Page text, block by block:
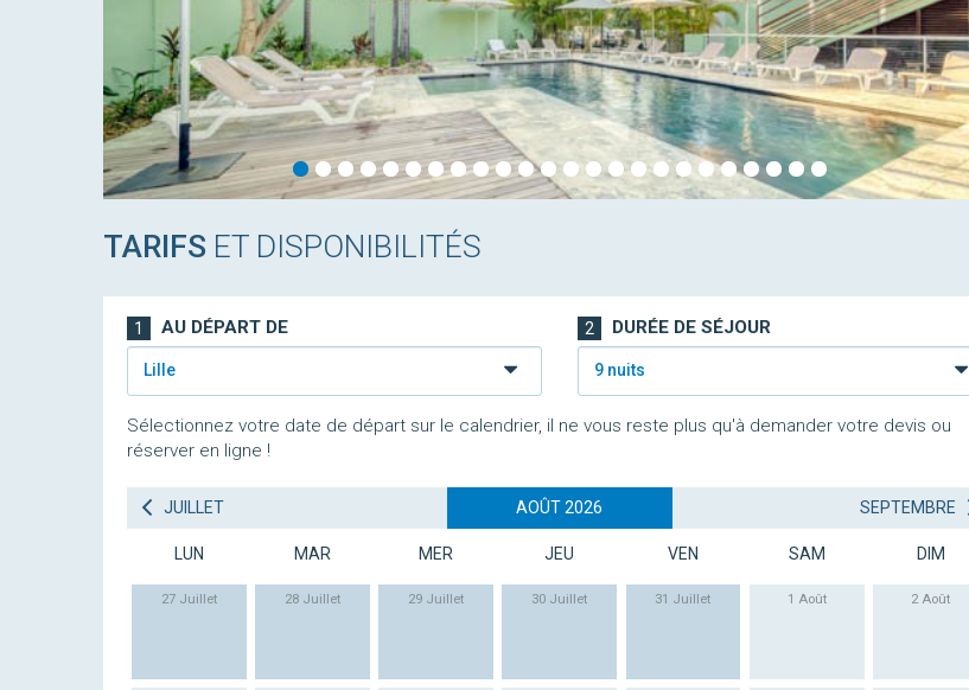
TARIFS ET DISPONIBILITÉS
1 AU DÉPART DE
Lille
2 DURÉE DE SÉJOUR
9 nuits
Sélectionnez votre date de départ sur le calendrier, il ne vous reste plus qu'à demander votre devis ou
réserver en ligne !
JUILLET AOÛT 2026 SEPTEMBRE
LUN MAR MER JEU VEN SAM DIM
27 Juillet 28 Juillet 29 Juillet 30 Juillet 31 Juillet 1 Août 2 Août